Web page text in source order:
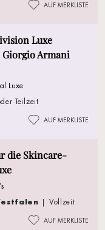
AUF MERKLISTE
Luxe
Giorgio Armani
Luxe
Teilzeit
AUF MERKLISTE
die Skincare-
| Vollzeit
AUF MERKLISTE